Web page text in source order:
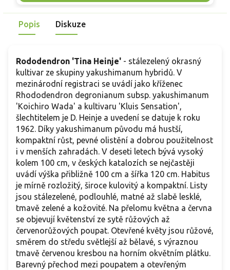
úzkém záhonu.
Popis Diskuze
Rododendron 'Tina Heinje' - stálezelený okrasný
kultivar ze skupiny yakushimanum hybridů. V
mezinárodní registraci se uvádí jako kříženec
Rhododendron degronianum subsp. yakushimanum
'Koichiro Wada' a kultivaru 'Kluis Sensation',
šlechtitelem je D. Heinje a uvedení se datuje k roku
1962. Díky yakushimanum původu má hustší,
kompaktní růst, pevné olistění a dobrou použitelnost
i v menších zahradách. V deseti letech bývá vysoký
kolem 100 cm, v českých katalozích se nejčastěji
uvádí výška přibližně 100 cm a šířka 120 cm. Habitus
je mírně rozložitý, široce kulovitý a kompaktní. Listy
jsou stálezelené, podlouhlé, matné až slabě lesklé,
tmavě zelené a kožovité. Na přelomu května a června
se objevují květenství ze sytě růžových až
červenorůžových poupat. Otevřené květy jsou růžové,
směrem do středu světlejší až bělavé, s výraznou
tmavě červenou kresbou na horním okvětním plátku.
Barevný přechod mezi poupatem a otevřeným